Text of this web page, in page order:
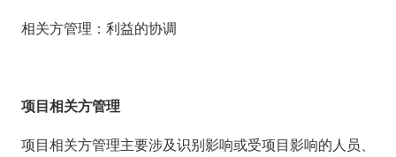
相关方管理：利益的协调
项目相关方管理
项目相关方管理主要涉及识别影响或受项目影响的人员、